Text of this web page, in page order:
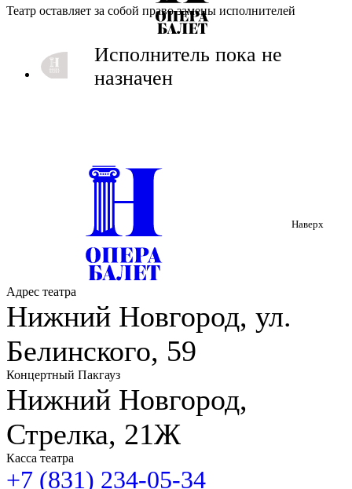
Мы приносим свои извинения за неудобства и готовим
программу, которая точно вас порадует, вы можете
ознакомиться с ней ниже
Вступительное слово: Ксения Ануфриева, музыковед,
кандидат искусствоведения, ведущий специалист ВВФ
Мария Калинина (сопрано)
Юлия Ситникова (сопрано)
Алина Отяковская (сопрано)
Владислав Бирюков (баритон)
Алексей Кошелев (баритон)
Театр оставляет за собой право замены исполнителей
Исполнитель пока не
назначен
Наверх
Адрес театра
Нижний Новгород, ул.
Белинского, 59
Концертный Пакгауз
Нижний Новгород,
Стрелка, 21Ж
Касса театра
+7 (831) 234-05-34